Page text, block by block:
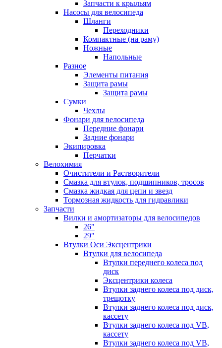
Запчасти к крыльям
Насосы для велосипеда
Шланги
Переходники
Компактные (на раму)
Ножные
Напольные
Разное
Элементы питания
Защита рамы
Защита рамы
Сумки
Чехлы
Фонари для велосипеда
Передние фонари
Задние фонари
Экипировка
Перчатки
Велохимия
Очистители и Растворители
Смазка для втулок, подшипников, тросов
Смазка жидкая для цепи и звезд
Тормозная жидкость для гидравлики
Запчасти
Вилки и амортизаторы для велосипедов
26"
29"
Втулки Оси Эксцентрики
Втулки для велосипеда
Втулки переднего колеса под
диск
Эксцентрики колеса
Втулки заднего колеса под диск,
трещотку
Втулки заднего колеса под диск,
кассету
Втулки заднего колеса под VB,
кассету
Втулки заднего колеса под VB,